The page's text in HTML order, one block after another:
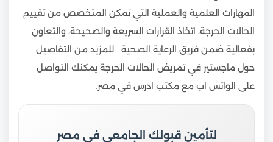
المهارات العلمية والعملية التي تمكن المتخصص من تقييم
الحالات الحرجة، اتخاذ القرارات السريعة والصحيحة، والتعاون
بفعالية ضمن فريق الرعاية الصحية. للمزيد من التفاصيل
حول ماجستير في تمريض الحالات الحرجة يمكنك التواصل
على الواتس اب مع مكتب ادرس في مصر.
لتأمين قبولك الجامعي في مصر